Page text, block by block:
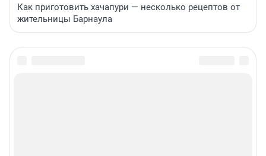
Как приготовить хачапури — несколько рецептов от
жительницы Барнаула